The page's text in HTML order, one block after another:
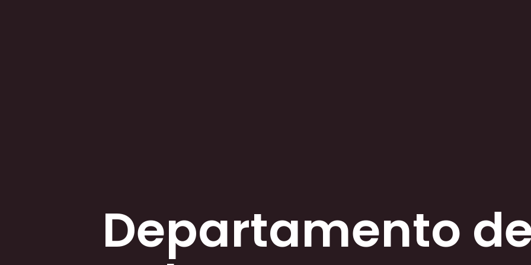
Departamento